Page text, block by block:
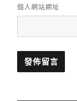
個人網站網址